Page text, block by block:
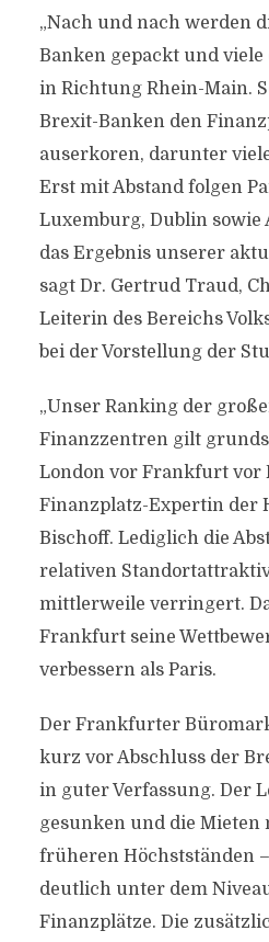
„Nach und nach werden
Banken gepackt und
in Richtung Rhein-Main.
Brexit-Banken den
auserkoren, darunter
Erst mit Abstand folgen
Luxemburg, Dublin sowie
das Ergebnis unserer
sagt Dr. Gertrud Traud,
Leiterin des Bereichs
bei der Vorstellung der
„Unser Ranking der
Finanzzentren gilt
London vor Frankfurt vor
Finanzplatz-Expertin der
Bischoff. Lediglich die
relativen
mittlerweile verringert.
Frankfurt seine
verbessern als Paris.
Der Frankfurter
kurz vor Abschluss der
in guter Verfassung. Der
gesunken und die Mieten
früheren Höchstständen
deutlich unter dem
Finanzplätze. Die